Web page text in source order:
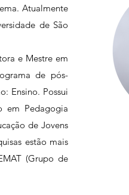
Atualmente
de São
e Mestre em
de pós-
Ensino. Possui
em Pedagogia
de Jovens
estão mais
(Grupo de